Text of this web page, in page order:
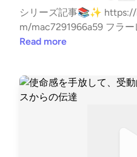
シリーズ記事📚✨
m/mac7291966a59 フラーレン型社会を構想🌐 領域
を超えた浄化と再構築 違和感を
stand.fmでは、この放送
送信ができます。 https://
Read more